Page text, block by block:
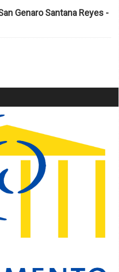
Genaro Santana Reyes -